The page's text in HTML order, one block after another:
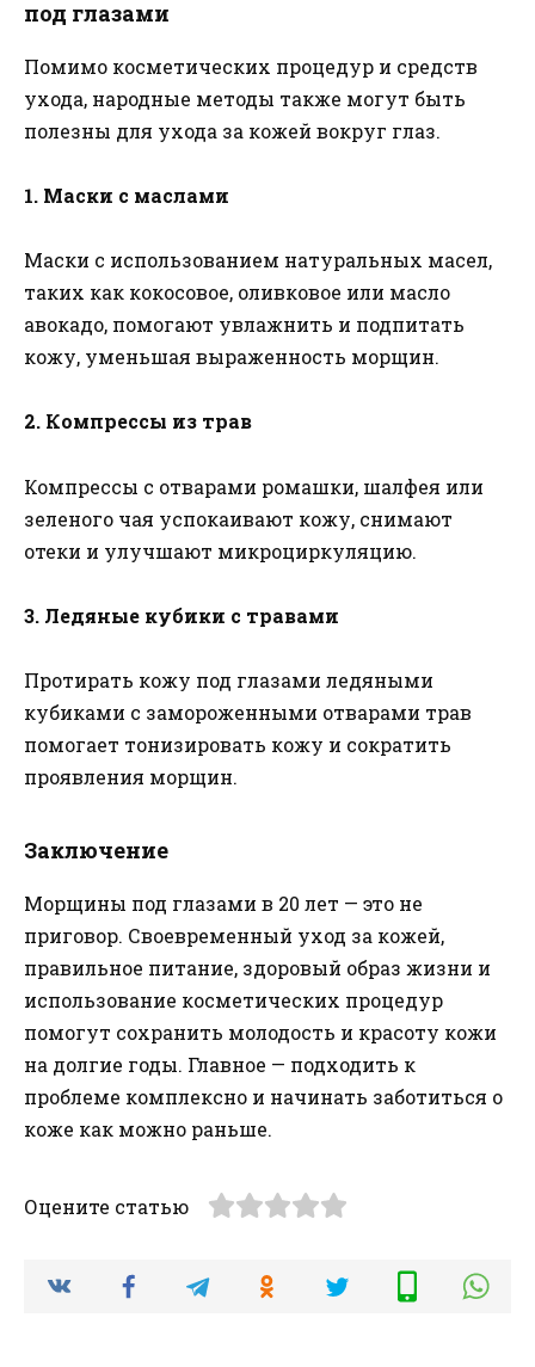
под глазами
Помимо косметических процедур и средств
ухода, народные методы также могут быть
полезны для ухода за кожей вокруг глаз.
1. Маски с маслами
Маски с использованием натуральных масел,
таких как кокосовое, оливковое или масло
авокадо, помогают увлажнить и подпитать
кожу, уменьшая выраженность морщин.
2. Компрессы из трав
Компрессы с отварами ромашки, шалфея или
зеленого чая успокаивают кожу, снимают
отеки и улучшают микроциркуляцию.
3. Ледяные кубики с травами
Протирать кожу под глазами ледяными
кубиками с замороженными отварами трав
помогает тонизировать кожу и сократить
проявления морщин.
Заключение
Морщины под глазами в 20 лет — это не
приговор. Своевременный уход за кожей,
правильное питание, здоровый образ жизни и
использование косметических процедур
помогут сохранить молодость и красоту кожи
на долгие годы. Главное — подходить к
проблеме комплексно и начинать заботиться о
коже как можно раньше.
Оцените статью